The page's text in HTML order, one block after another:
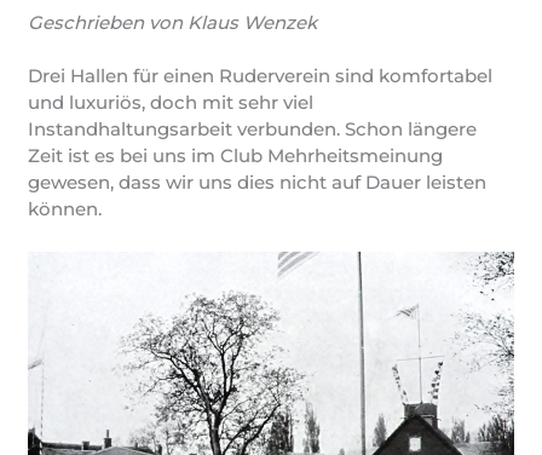
Geschrieben von Klaus Wenzek
Drei Hallen für einen Ruderverein sind komfortabel
und luxuriös, doch mit sehr viel
Instandhaltungsarbeit verbunden. Schon längere
Zeit ist es bei uns im Club Mehrheitsmeinung
gewesen, dass wir uns dies nicht auf Dauer leisten
können.